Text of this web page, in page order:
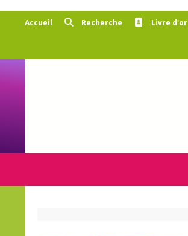
Accueil Recherche Livre d'or